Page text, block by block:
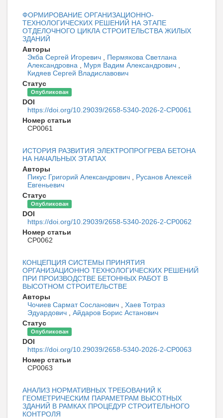
ФОРМИРОВАНИЕ ОРГАНИЗАЦИОННО-
ТЕХНОЛОГИЧЕСКИХ РЕШЕНИЙ НА ЭТАПЕ
ОТДЕЛОЧНОГО ЦИКЛА СТРОИТЕЛЬСТВА ЖИЛЫХ
ЗДАНИЙ
Авторы
Экба Сергей Игоревич
Пермякова Светлана
Александровна
Муря Вадим Александрович
Кидяев Сергей Владиславович
Статус
Опубликован
DOI
https://doi.org/10.29039/2658-5340-2026-2-CP0061
Номер статьи
CP0061
ИСТОРИЯ РАЗВИТИЯ ЭЛЕКТРОПРОГРЕВА БЕТОНА
НА НАЧАЛЬНЫХ ЭТАПАХ
Авторы
Пикус Григорий Александрович
Русанов Алексей
Евгеньевич
Статус
Опубликован
DOI
https://doi.org/10.29039/2658-5340-2026-2-CP0062
Номер статьи
CP0062
КОНЦЕПЦИЯ СИСТЕМЫ ПРИНЯТИЯ
ОРГАНИЗАЦИОННО ТЕХНОЛОГИЧЕСКИХ РЕШЕНИЙ
ПРИ ПРОИЗВОДСТВЕ БЕТОННЫХ РАБОТ В
ВЫСОТНОМ СТРОИТЕЛЬСТВЕ
Авторы
Чочиев Сармат Сосланович
Хаев Тотраз
Эдуардович
Айдаров Борис Астанович
Статус
Опубликован
DOI
https://doi.org/10.29039/2658-5340-2026-2-CP0063
Номер статьи
CP0063
АНАЛИЗ НОРМАТИВНЫХ ТРЕБОВАНИЙ К
ГЕОМЕТРИЧЕСКИМ ПАРАМЕТРАМ ВЫСОТНЫХ
ЗДАНИЙ В РАМКАХ ПРОЦЕДУР СТРОИТЕЛЬНОГО
КОНТРОЛЯ